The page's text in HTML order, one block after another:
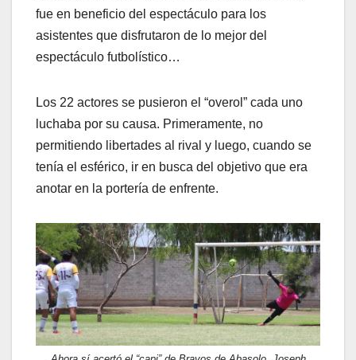
fue en beneficio del espectáculo para los
asistentes que disfrutaron de lo mejor del
espectáculo futbolístico…
Los 22 actores se pusieron el “overol” cada uno
luchaba por su causa. Primeramente, no
permitiendo libertades al rival y luego, cuando se
tenía el esférico, ir en busca del objetivo que era
anotar en la portería de enfrente.